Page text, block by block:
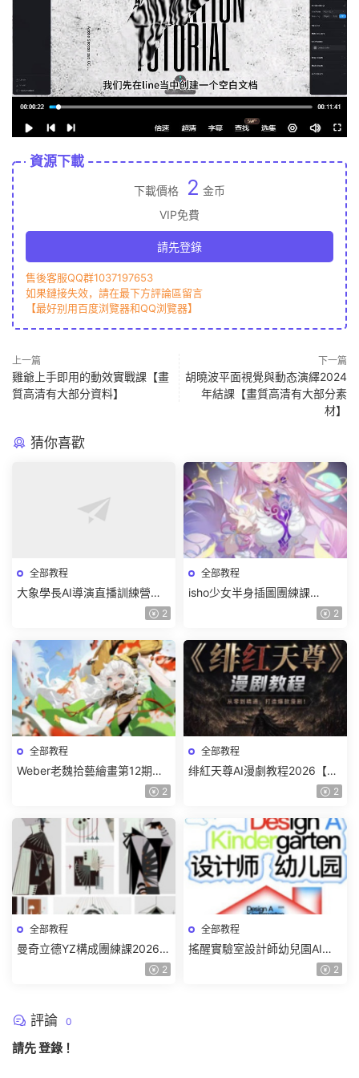
資源下載
下載價格 2 金币
VIP免費
請先登錄
售後客服QQ群1037197653
如果鏈接失效，請在最下方評論區留言
【最好别用百度浏覽器和QQ浏覽器】
上一篇
雞爺上手即用的動效實戰課【畫
質高清有大部分資料】
下一篇
胡曉波平面視覺與動态演繹2024
年結課【畫質高清有大部分素
材】
猜你喜歡
全部教程
大象學長AI導演直播訓練營第4
期2026【畫質高清有資料】 2
全部教程
isho少女半身插圖團練課
2026【畫質高清隻有視頻】 2
全部教程
Weber老魏拾藝繪畫第12期角
色特訓班【畫質不錯隻有視
2
全部教程
绯紅天尊AI漫劇教程2026【畫
2
全部教程
曼奇立德YZ構成團練課2026年
8月已結課【畫質高清有課件】
2
全部教程
搖醒實驗室設計師幼兒園AI軟
件基礎課2025【畫質不錯有素
2
評論 0
請先登錄 ！